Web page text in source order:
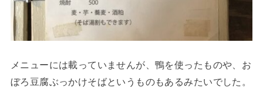
メニューには載っていませんが、鴨を使ったものや、お
ぼろ豆腐ぶっかけそばというものもあるみたいでした。